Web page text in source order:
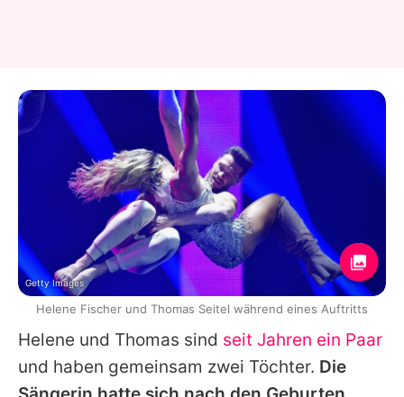
Helene und Thomas sind seit Jahren ein Paar
und haben gemeinsam zwei Töchter. Die
Getty Images
Helene Fischer und Thomas Seitel während eines Auftritts